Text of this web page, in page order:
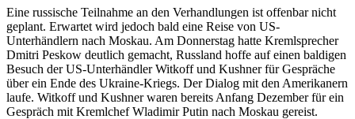
Eine russische Teilnahme an den Verhandlungen ist offenbar nicht
geplant. Erwartet wird jedoch bald eine Reise von US-
Unterhändlern nach Moskau. Am Donnerstag hatte Kremlsprecher
Dmitri Peskow deutlich gemacht, Russland hoffe auf einen baldigen
Besuch der US-Unterhändler Witkoff und Kushner für Gespräche
über ein Ende des Ukraine-Kriegs. Der Dialog mit den Amerikanern
laufe. Witkoff und Kushner waren bereits Anfang Dezember für ein
Gespräch mit Kremlchef Wladimir Putin nach Moskau gereist.